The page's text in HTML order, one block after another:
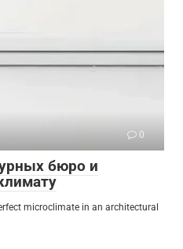
0
бюро и
microclimate in an architectural